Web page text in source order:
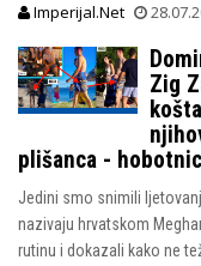
Imperijal.Net
Zig
plišanca -
Jedini smo snimili
nazivaju hrvatskom
rutinu i dokazali kako ne